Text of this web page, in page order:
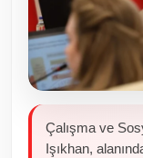
Çalışma ve
Işıkhan,